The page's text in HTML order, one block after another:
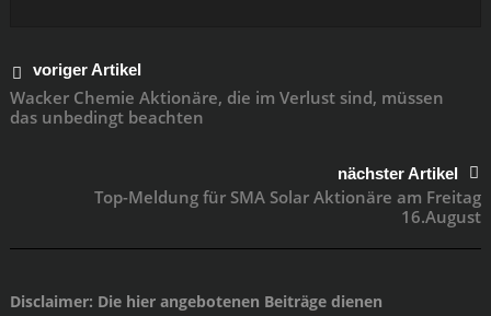
voriger Artikel
Wacker Chemie Aktionäre, die im Verlust sind, müssen
das unbedingt beachten
nächster Artikel
Top-Meldung für SMA Solar Aktionäre am Freitag
16.August
Disclaimer: Die hier angebotenen Beiträge dienen